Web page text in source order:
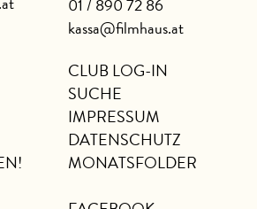
kassa@filmhaus.at
CLUB LOG-IN
SUCHE
IMPRESSUM
DATENSCHUTZ
MONATSFOLDER